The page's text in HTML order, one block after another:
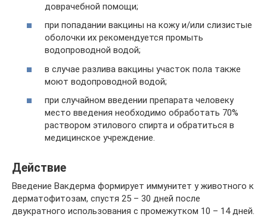
доврачебной помощи;
при попадании вакцины на кожу и/или слизистые
оболочки их рекомендуется промыть
водопроводной водой;
в случае разлива вакцины участок пола также
моют водопроводной водой;
при случайном введении препарата человеку
место введения необходимо обработать 70%
раствором этилового спирта и обратиться в
медицинское учреждение.
Действие
Введение Вакдерма формирует иммунитет у животного к
дерматофитозам, спустя 25 – 30 дней после
двукратного использования с промежутком 10 – 14 дней.